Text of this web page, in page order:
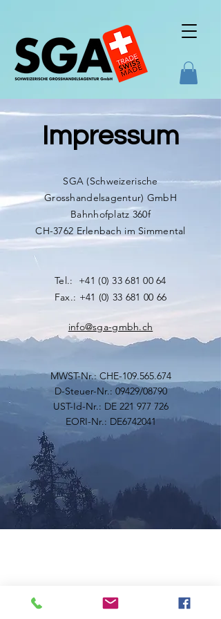
Impressum
SGA (Schweizerische
Grosshandelsagentur) GmbH
Bahnhofplatz 360f
CH-3762 Erlenbach im Simmental
​Tel.: +41 (0) 33 681 00 64
Fax.: +41 (0) 33 681 00 66
info@sga-gmbh.ch
MWST-Nr.: CHE-109.565.674
D-Steuer-Nr.: 09429/08790
UST-Id-Nr.: DE 221 977 726
EORI-Nr.: DE6742041
SGA (Schweizerische